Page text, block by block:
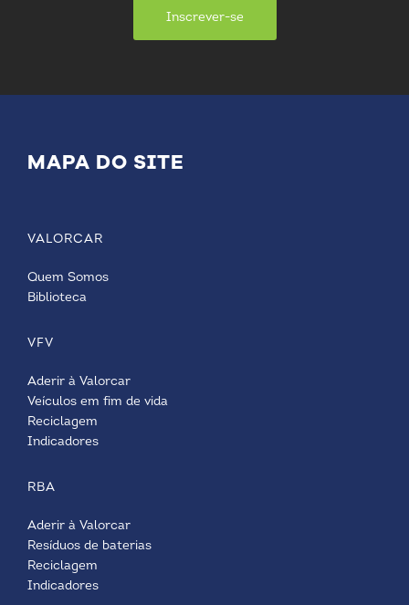
Inscrever-se
MAPA DO SITE
VALORCAR
Quem Somos
Biblioteca
VFV
Aderir à Valorcar
Veículos em fim de vida
Reciclagem
Indicadores
RBA
Aderir à Valorcar
Resíduos de baterias
Reciclagem
Indicadores